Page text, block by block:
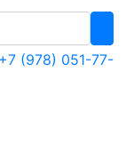
+7 (978) 051-77-